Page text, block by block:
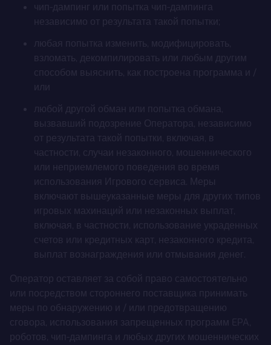
чип-дампинг или попытка чип-дампинга
независимо от результата такой попытки;
любая попытка изменить, модифицировать,
взломать, декомпилировать или любым другим
способом выяснить, как построена программа и /
или
любой другой обман или попытка обмана,
вызвавший подозрение Оператора, независимо
от результата такой попытки, включая, в
частности, случаи незаконного, мошеннического
или неприемлемого поведения во время
использования Игрового сервиса. Меры
включают вышеуказанные меры для других типов
игровых махинаций или незаконных выплат,
включая, в частности, использование украденных
счетов или кредитных карт, незаконного кредита,
выплат вознаграждения или отмывания денег.
Оператор оставляет за собой право самостоятельно
или посредством стороннего поставщика принимать
меры по обнаружению и / или предотвращению
сговора, использования запрещенных программ EPA,
роботов, чип-дампинга и любых других мошеннических